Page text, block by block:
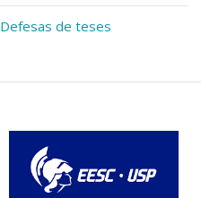
de teses